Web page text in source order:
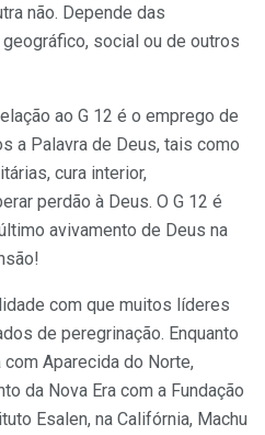
não. Depende das
social ou de outros
ao G 12 é o emprego de
a Palavra de Deus, tais como
cura interior,
perdão à Deus. O G 12 é
avivamento de Deus na
com que muitos líderes
de peregrinação. Enquanto
Aparecida do Norte,
da Nova Era com a Fundação
Esalen, na Califórnia, Machu